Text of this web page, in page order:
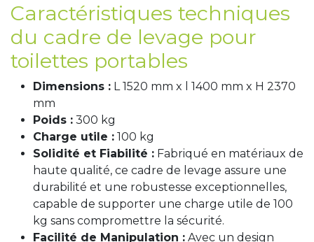
Caractéristiques techniques
du cadre de levage pour
toilettes portables
Dimensions : L 1520 mm x l 1400 mm x H 2370
mm
Poids : 300 kg
Charge utile : 100 kg
Solidité et Fiabilité : Fabriqué en matériaux de
haute qualité, ce cadre de levage assure une
durabilité et une robustesse exceptionnelles,
capable de supporter une charge utile de 100
kg sans compromettre la sécurité.
Facilité de Manipulation : Avec un design